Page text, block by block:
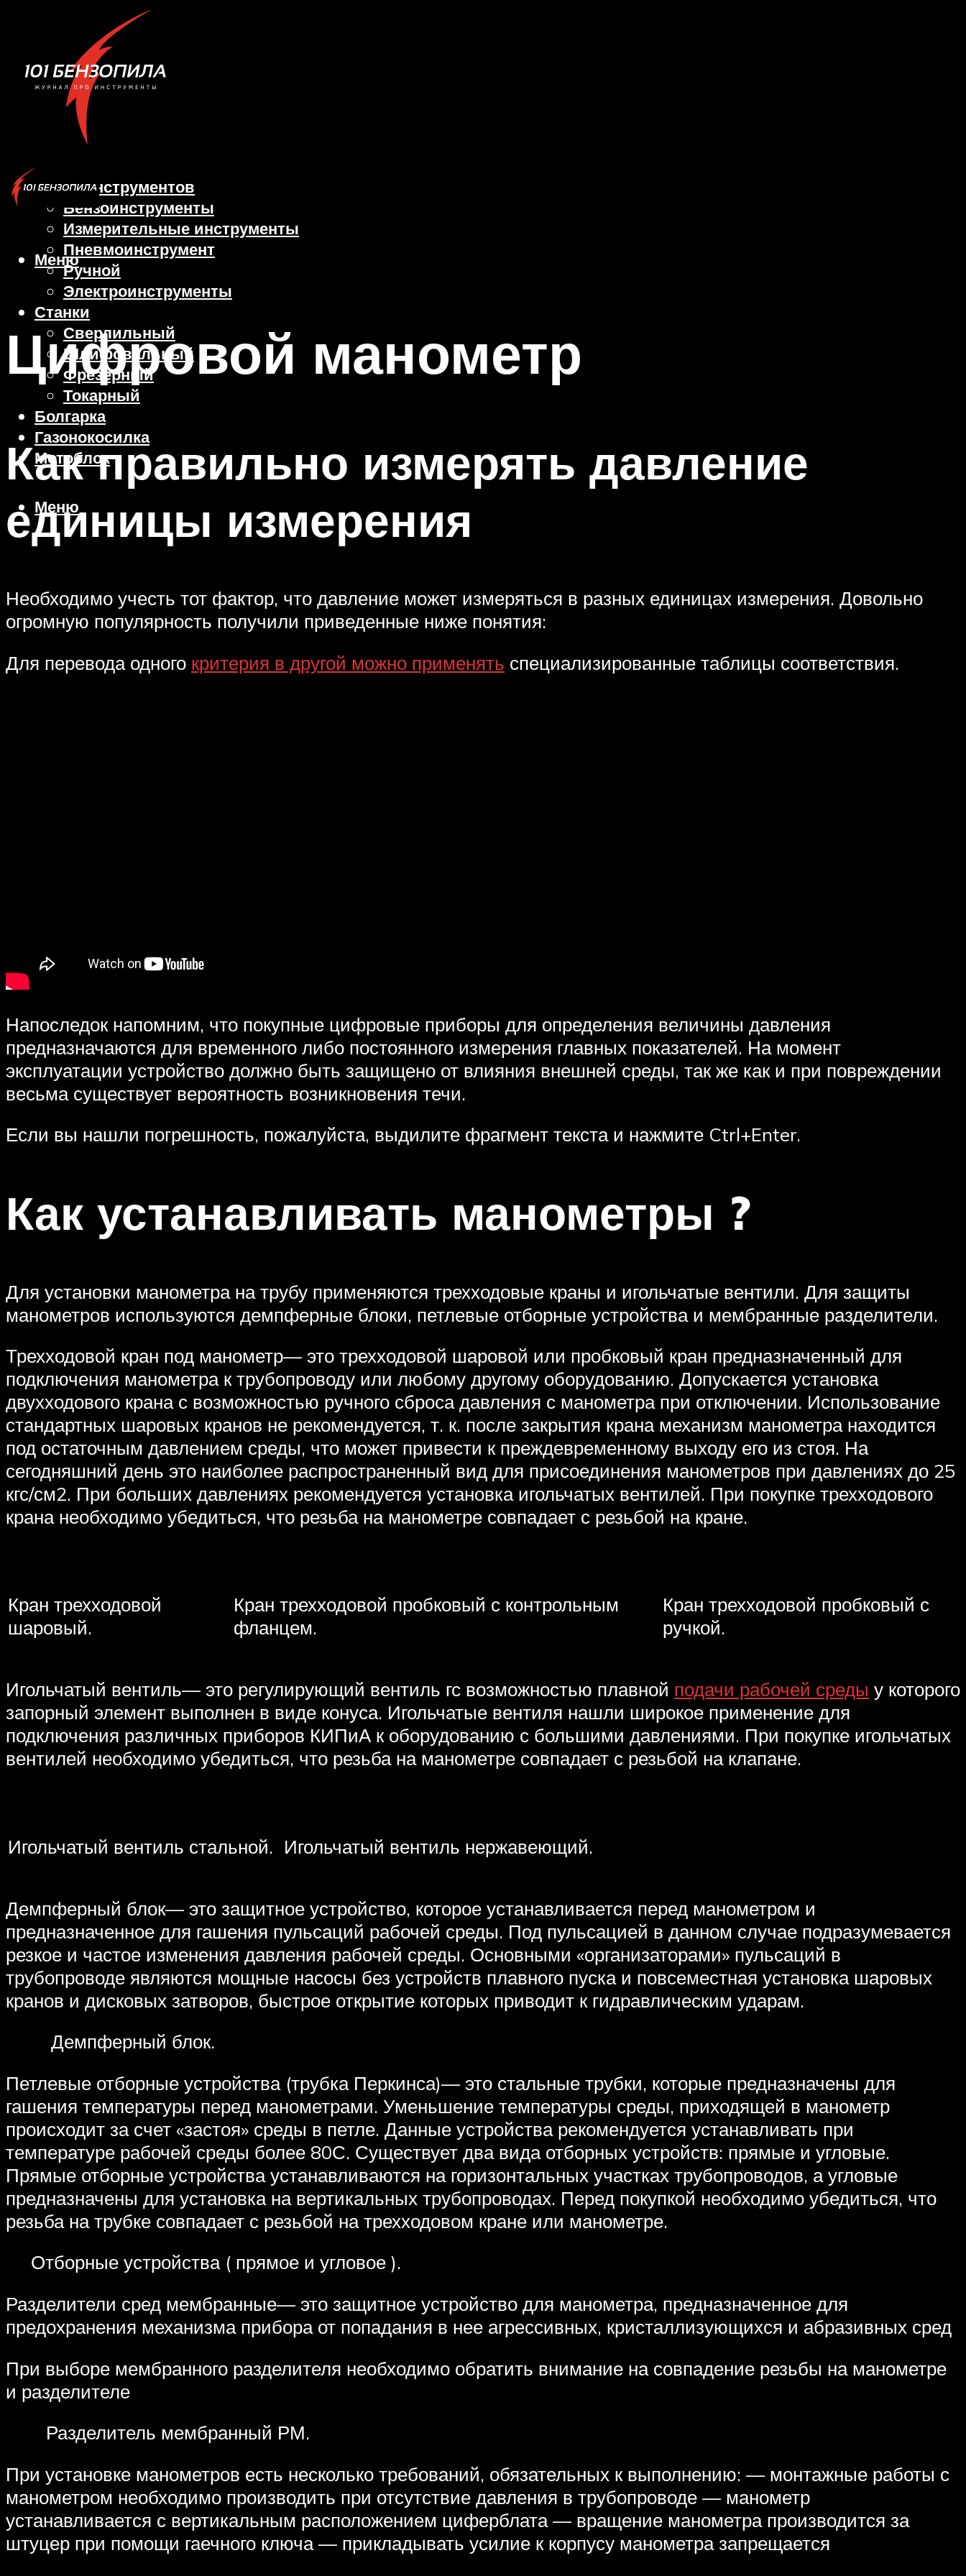
Виды инструментов
Бензоинструменты
Измерительные инструменты
Пневмоинструмент
Ручной
Электроинструменты
Станки
Сверлильный
Шлифовальный
Фрезерный
Токарный
Болгарка
Газонокосилка
Мотоблок
Меню
Меню
Цифровой манометр
Как правильно измерять давление
единицы измерения
Необходимо учесть тот фактор, что давление может измеряться в разных единицах измерения. Довольно
огромную популярность получили приведенные ниже понятия:
Для перевода одного критерия в другой можно применять специализированные таблицы соответствия.
Напоследок напомним, что покупные цифровые приборы для определения величины давления
предназначаются для временного либо постоянного измерения главных показателей. На момент
эксплуатации устройство должно быть защищено от влияния внешней среды, так же как и при повреждении
весьма существует вероятность возникновения течи.
Если вы нашли погрешность, пожалуйста, выдилите фрагмент текста и нажмите Ctrl+Enter.
Как устанавливать манометры ?
Для установки манометра на трубу применяются трехходовые краны и игольчатые вентили. Для защиты
манометров используются демпферные блоки, петлевые отборные устройства и мембранные разделители.
Трехходовой кран под манометр— это трехходовой шаровой или пробковый кран предназначенный для
подключения манометра к трубопроводу или любому другому оборудованию. Допускается установка
двухходового крана с возможностью ручного сброса давления с манометра при отключении. Использование
стандартных шаровых кранов не рекомендуется, т. к. после закрытия крана механизм манометра находится
под остаточным давлением среды, что может привести к преждевременному выходу его из стоя. На
сегодняшний день это наиболее распространенный вид для присоединения манометров при давлениях до 25
кгс/см2. При больших давлениях рекомендуется установка игольчатых вентилей. При покупке трехходового
крана необходимо убедиться, что резьба на манометре совпадает с резьбой на кране.
Кран трехходовой
шаровый.
Кран трехходовой пробковый с контрольным
фланцем.
Кран трехходовой пробковый с
ручкой.
Игольчатый вентиль— это регулирующий вентиль гс возможностью плавной подачи рабочей среды у которого
запорный элемент выполнен в виде конуса. Игольчатые вентиля нашли широкое применение для
подключения различных приборов КИПиА к оборудованию с большими давлениями. При покупке игольчатых
вентилей необходимо убедиться, что резьба на манометре совпадает с резьбой на клапане.
Игольчатый вентиль стальной. Игольчатый вентиль нержавеющий.
Демпферный блок— это защитное устройство, которое устанавливается перед манометром и
предназначенное для гашения пульсаций рабочей среды. Под пульсацией в данном случае подразумевается
резкое и частое изменения давления рабочей среды. Основными «организаторами» пульсаций в
трубопроводе являются мощные насосы без устройств плавного пуска и повсеместная установка шаровых
кранов и дисковых затворов, быстрое открытие которых приводит к гидравлическим ударам.
Демпферный блок.
Петлевые отборные устройства (трубка Перкинса)— это стальные трубки, которые предназначены для
гашения температуры перед манометрами. Уменьшение температуры среды, приходящей в манометр
происходит за счет «застоя» среды в петле. Данные устройства рекомендуется устанавливать при
температуре рабочей среды более 80С. Существует два вида отборных устройств: прямые и угловые.
Прямые отборные устройства устанавливаются на горизонтальных участках трубопроводов, а угловые
предназначены для установка на вертикальных трубопроводах. Перед покупкой необходимо убедиться, что
резьба на трубке совпадает с резьбой на трехходовом кране или манометре.
Отборные устройства ( прямое и угловое ).
Разделители сред мембранные— это защитное устройство для манометра, предназначенное для
предохранения механизма прибора от попадания в нее агрессивных, кристаллизующихся и абразивных сред
При выборе мембранного разделителя необходимо обратить внимание на совпадение резьбы на манометре
и разделителе
Разделитель мембранный РМ.
При установке манометров есть несколько требований, обязательных к выполнению: — монтажные работы с
манометром необходимо производить при отсутствие давления в трубопроводе — манометр
устанавливается с вертикальным расположением циферблата — вращение манометра производится за
штуцер при помощи гаечного ключа — прикладывать усилие к корпусу манометра запрещается